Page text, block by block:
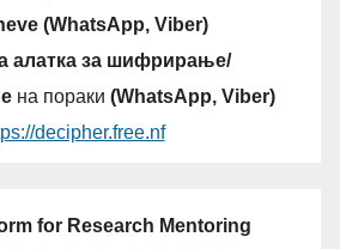
(WhatsApp, Viber)
алатка за шифрирање/
на пораки (WhatsApp, Viber)
decipher.free.nf
for Research Mentoring